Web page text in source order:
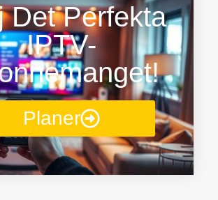
Det Perfekta
IPTV-
Planer